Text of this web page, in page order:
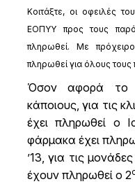
Κοιτάξτε, οι οφειλές
ΕΟΠΥΥ προς τους
πληρωθεί. Με
πληρωθεί για όλους
Όσον αφορά το
κάποιους, για τις
έχει πληρωθεί ο
φάρμακα έχει
’13, για τις
έχουν πληρωθεί ο 2